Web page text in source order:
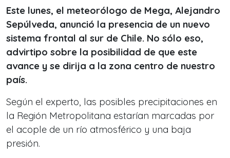
Este lunes, el meteorólogo de Mega, Alejandro
Sepúlveda, anunció la presencia de un nuevo
sistema frontal al sur de Chile. No sólo eso,
advirtipo sobre la posibilidad de que este
avance y se dirija a la zona centro de nuestro
país.
Según el experto, las posibles precipitaciones en
la Región Metropolitana estarían marcadas por
el acople de un río atmosférico y una baja
presión.